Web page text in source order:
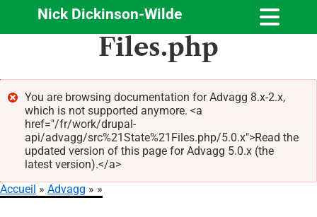
Aller
principal
Nick Dickinson-Wilde
Files.php
Message
d'erreur
You are browsing documentation for Advagg 8.x-2.x,
which is not supported anymore. <a
href="/fr/work/drupal-
api/advagg/src%21State%21Files.php/5.0.x">Read the
updated version of this page for Advagg 5.0.x (the
latest version).</a>
Accueil Advagg